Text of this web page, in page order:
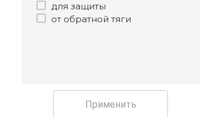
для защиты
от обратной тяги
Применить